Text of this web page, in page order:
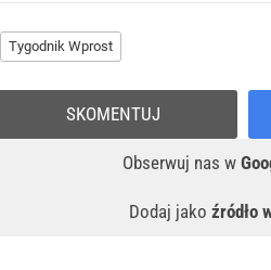
Tygodnik Wprost
Obserwuj nas w
Dodaj jako źródło
SKOMENTUJ